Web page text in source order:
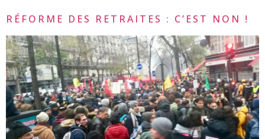
RÉFORME DES RETRAITES : C’EST NON !